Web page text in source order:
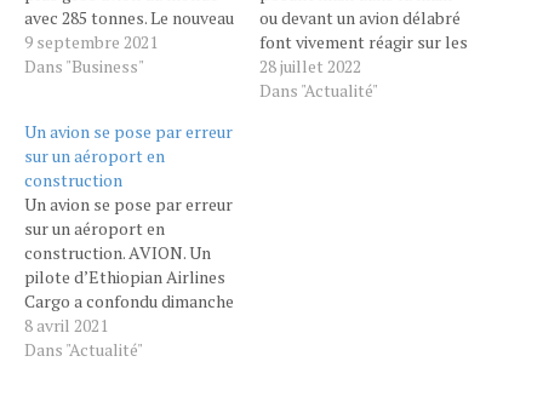
avec 285 tonnes. Le nouveau
« record du monde » a été
établi fin aout à l’aéroport
l’honneur des célébrations
du 30eme anniversaire de
l’indépendance de
l’Ukraine...…
9 septembre 2021
Dans "Business"
ou devant un avion délabré
font vivement réagir sur les
réseaux sociaux, alors que
les troupes ukrainiennes
28 juillet 2022
Dans "Actualité"
Un avion se pose par erreur
sur un aéroport en
construction
Un avion se pose par erreur
sur un aéroport en
construction. AVION. Un
pilote d’Ethiopian Airlines
Cargo a confondu dimanche
le tarmac de Copperbelt,
qui n’est pas encore en
8 avril 2021
Dans "Actualité"